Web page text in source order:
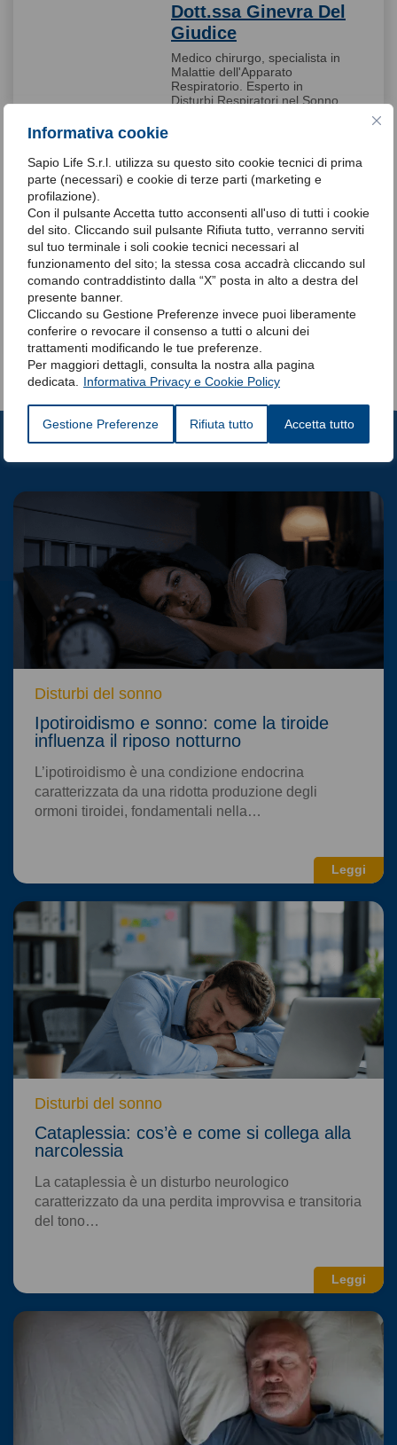
Informativa cookie
Sapio Life S.r.l. utilizza su questo sito cookie tecnici di prima
parte (necessari) e cookie di terze parti (marketing e
profilazione).
Con il pulsante Accetta tutto acconsenti all'uso di tutti i cookie
del sito. Cliccando suil pulsante Rifiuta tutto, verranno serviti
sul tuo terminale i soli cookie tecnici necessari al
funzionamento del sito; la stessa cosa accadrà cliccando sul
comando contraddistinto dalla “X” posta in alto a destra del
presente banner.
Cliccando su Gestione Preferenze invece puoi liberamente
conferire o revocare il consenso a tutti o alcuni dei
trattamenti modificando le tue preferenze.
Per maggiori dettagli, consulta la nostra alla pagina
dedicata.
Informativa Privacy e Cookie Policy
Gestione Preferenze Rifiuta tutto Accetta tutto
Dott.ssa Ginevra Del
Giudice
Medico chirurgo, specialista in
Malattie dell'Apparato
Respiratorio. Esperto in
Disturbi Respiratori nel Sonno
del Sonno AIMS (Associazione
Italiana Medicina del Sonno).
Master Universitario di II livello
presso Università Politecnica
delle Marche. Dottore di ricerca
in “Medicina Interna e
Immunologia Applicata”
Membro ERS, AIPO e AIMS.
Autore di diverse pubblicazioni
ed internazionali!
Articoli correlati
Leggi
Disturbi del sonno
Ipotiroidismo e sonno: come la tiroide
influenza il riposo notturno
L’ipotiroidismo è una condizione endocrina
caratterizzata da una ridotta produzione degli
ormoni tiroidei, fondamentali nella…
Leggi
Disturbi del sonno
Cataplessia: cos’è e come si collega alla
narcolessia
La cataplessia è un disturbo neurologico
caratterizzato da una perdita improvvisa e transitoria
del tono…